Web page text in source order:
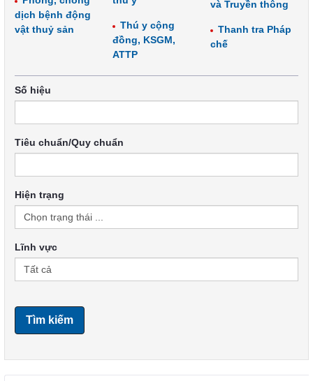
dịch bệnh động
vật thuỷ sản
Thú y cộng
đồng, KSGM,
ATTP
và Truyền thông
Thanh tra Pháp
chế
Số hiệu
Tiêu chuẩn/Quy chuẩn
Hiện trạng
Lĩnh vực
Tìm kiếm